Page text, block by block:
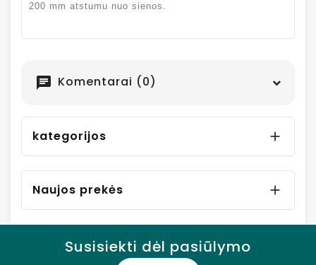
200 mm atstumu nuo sienos.
chat Komentarai (0)
kategorijos 
Naujos prekės 
Susisiekti dėl pasiūlymo